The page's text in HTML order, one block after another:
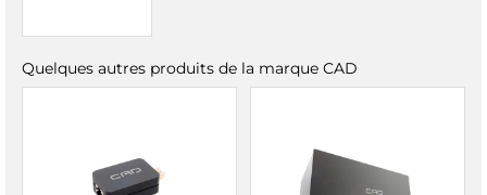
Quelques autres produits de la marque CAD